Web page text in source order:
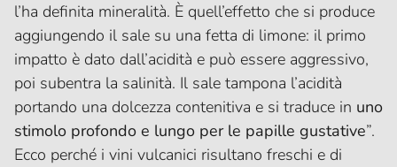
l’ha definita mineralità. È quell’effetto che si produce
aggiungendo il sale su una fetta di limone: il primo
impatto è dato dall’acidità e può essere aggressivo,
poi subentra la salinità. Il sale tampona l’acidità
portando una dolcezza contenitiva e si traduce in uno
stimolo profondo e lungo per le papille gustative”.
Ecco perché i vini vulcanici risultano freschi e di